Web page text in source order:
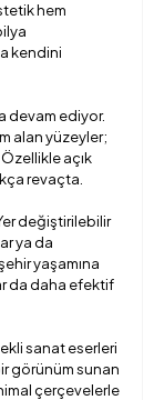
hem
kendini
devam ediyor.
alan yüzeyler;
açık
revaçta.
değiştirilebilir
ya da
yaşamına
da daha efektif
sanat eserleri
görünüm sunan
çerçevelerle